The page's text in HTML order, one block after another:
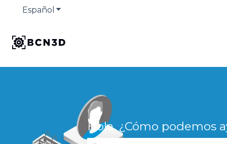
Español Traducciones de Mostrar submenú de
Hola. ¿Cómo podemos